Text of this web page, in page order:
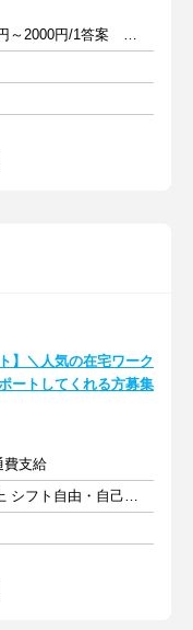
完全出来高制：①1200円～2000円/1答案 ②2000円～4000円/1答案
】＼人気の在宅ワーク
ートしてくれる方募集
費支給
週4日以上 1日6時間以上 シフト自由・自己申告